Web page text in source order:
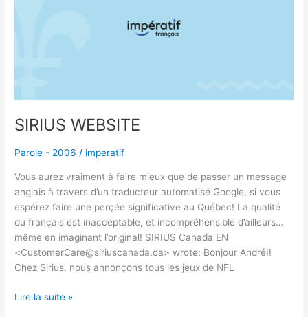
SIRIUS WEBSITE
Parole - 2006 / imperatif
Vous aurez vraiment à faire mieux que de passer un message
anglais à travers d’un traducteur automatisé Google, si vous
espérez faire une perçée significative au Québec! La qualité
du français est inacceptable, et incompréhensible d’ailleurs…
même en imaginant l’original! SIRIUS Canada EN
<CustomerCare@siriuscanada.ca> wrote: Bonjour André!!
Chez Sirius, nous annonçons tous les jeux de NFL
Lire la suite »